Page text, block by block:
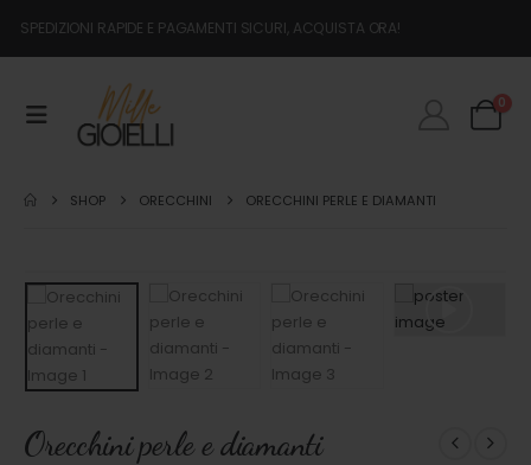
SPEDIZIONI RAPIDE E PAGAMENTI SICURI, ACQUISTA ORA!
0
SHOP ORECCHINI ORECCHINI PERLE E DIAMANTI
Orecchini perle e diamanti